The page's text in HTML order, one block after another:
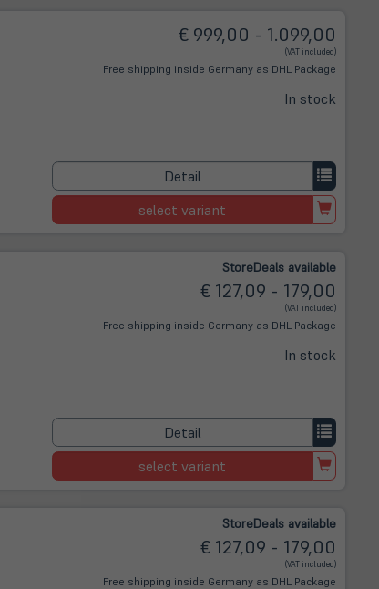
€ 999,00 - 1.099,00
(VAT included)
Free shipping inside Germany as DHL Package
In stock
Detail
select variant
StoreDeals available
€ 127,09 - 179,00
(VAT included)
Free shipping inside Germany as DHL Package
In stock
Detail
select variant
StoreDeals available
€ 127,09 - 179,00
(VAT included)
Free shipping inside Germany as DHL Package